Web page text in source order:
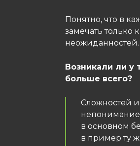
Понятно, что в
замечать только
Возникали ли у
больше всего?
Сложностей
непонимание
в основном
в пример ту